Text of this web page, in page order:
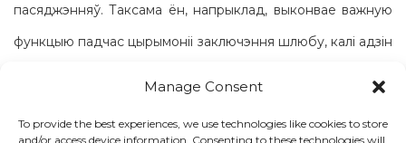
Manage Consent
To provide the best experiences, we use technologies like cookies to store
and/or access device information. Consenting to these technologies will
пасяджэнняў. Таксама ён, напрыклад, выконвае важную
функцыю падчас цырымоніі заключэння шлюбу, калі адзін
Н